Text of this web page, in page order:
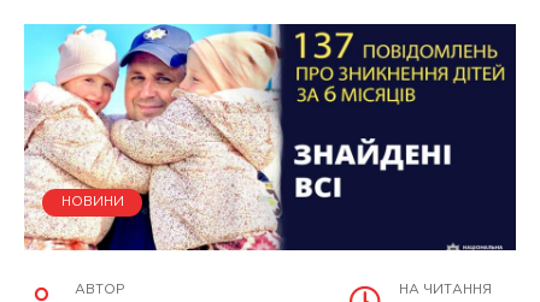
НОВИНИ
АВТОР НА ЧИТАННЯ